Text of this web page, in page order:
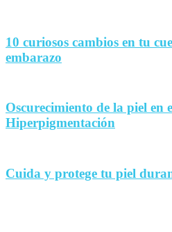
10 curiosos cambios en tu
embarazo
Oscurecimiento de la piel en
Hiperpigmentación
Cuida y protege tu piel